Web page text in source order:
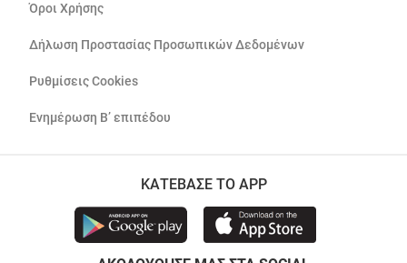
Όροι Χρήσης
Δήλωση Προστασίας Προσωπικών Δεδομένων
Ρυθμίσεις Cookies
Ενημέρωση Β’ επιπέδου
ΚΑΤΕΒΑΣΕ ΤΟ APP